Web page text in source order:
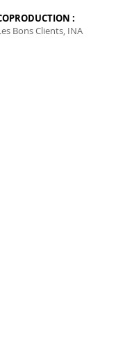
:
Bons Clients, INA